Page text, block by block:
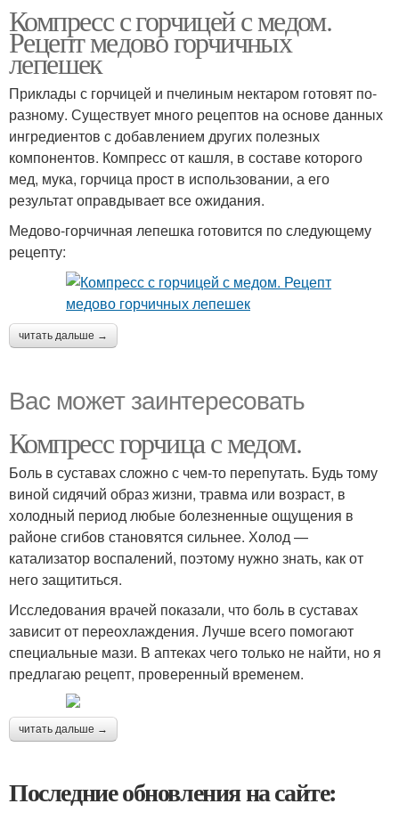
Компресс с горчицей с медом.
Рецепт медово горчичных
лепешек
Приклады с горчицей и пчелиным нектаром готовят по-
разному. Существует много рецептов на основе данных
ингредиентов с добавлением других полезных
компонентов. Компресс от кашля, в составе которого
мед, мука, горчица прост в использовании, а его
результат оправдывает все ожидания.
Медово-горчичная лепешка готовится по следующему
рецепту:
читать дальше →
Вас может заинтересовать
Компресс горчица с медом.
Боль в суставах сложно с чем-то перепутать. Будь тому
виной сидячий образ жизни, травма или возраст, в
холодный период любые болезненные ощущения в
районе сгибов становятся сильнее. Холод —
катализатор воспалений, поэтому нужно знать, как от
него защититься.
Исследования врачей показали, что боль в суставах
зависит от переохлаждения. Лучше всего помогают
специальные мази. В аптеках чего только не найти, но я
предлагаю рецепт, проверенный временем.
читать дальше →
Последние обновления на сайте: